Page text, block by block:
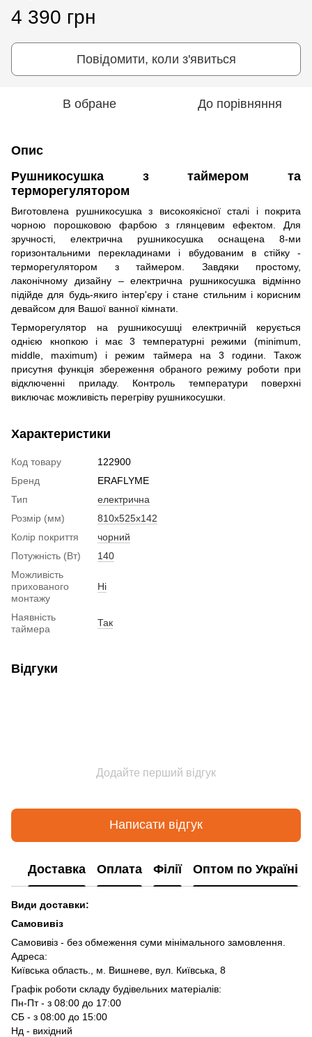
4 390 грн
Повідомити, коли з'явиться
В обране До порівняння
Опис
Рушникосушка з таймером та
терморегулятором
Виготовлена рушникосушка з високоякісної сталі і покрита
чорною порошковою фарбою з глянцевим ефектом. Для
зручності, електрична рушникосушка оснащена 8-ми
горизонтальними перекладинами і вбудованим в стійку -
терморегулятором з таймером. Завдяки простому,
лаконічному дизайну – електрична рушникосушка відмінно
підійде для будь-якиго інтер'єру і стане стильним і корисним
девайсом для Вашої ванної кімнати.
Терморегулятор на рушникосушці електричній керується
однією кнопкою і має 3 температурні режими (minimum,
middle, maximum) і режим таймера на 3 години. Також
присутня функція збереження обраного режиму роботи при
відключенні приладу. Контроль температури поверхні
виключає можливість перегріву рушникосушки.
Характеристики
Код товару
122900
Бренд
ERAFLYME
Тип
електрична
Розмір (мм)
810х525х142
Колір покриття
чорний
Потужність (Вт)
140
Можливість
прихованого
монтажу
Ні
Наявність
таймера
Так
Відгуки
Додайте перший відгук
Написати відгук
Доставка Оплата Філії Оптом по Україні
Види доставки:
Самовивіз
Самовивіз - без обмеження суми мінімального замовлення.
Адреса:
Київська область., м. Вишневе, вул. Київська, 8
Графік роботи складу будівельних матеріалів:
Пн-Пт - з 08:00 до 17:00
СБ - з 08:00 до 15:00
Нд - вихідний